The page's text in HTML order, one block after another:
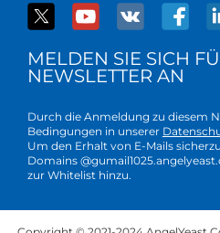
MELDEN SIE SICH
NEWSLETTER AN
Durch die Anmeldung zu diesem
Bedingungen in unserer
Um den Erhalt von E-Mails
Domains
zur Whitelist hinzu.